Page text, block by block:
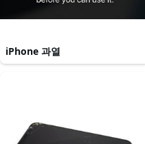
iPhone 과열